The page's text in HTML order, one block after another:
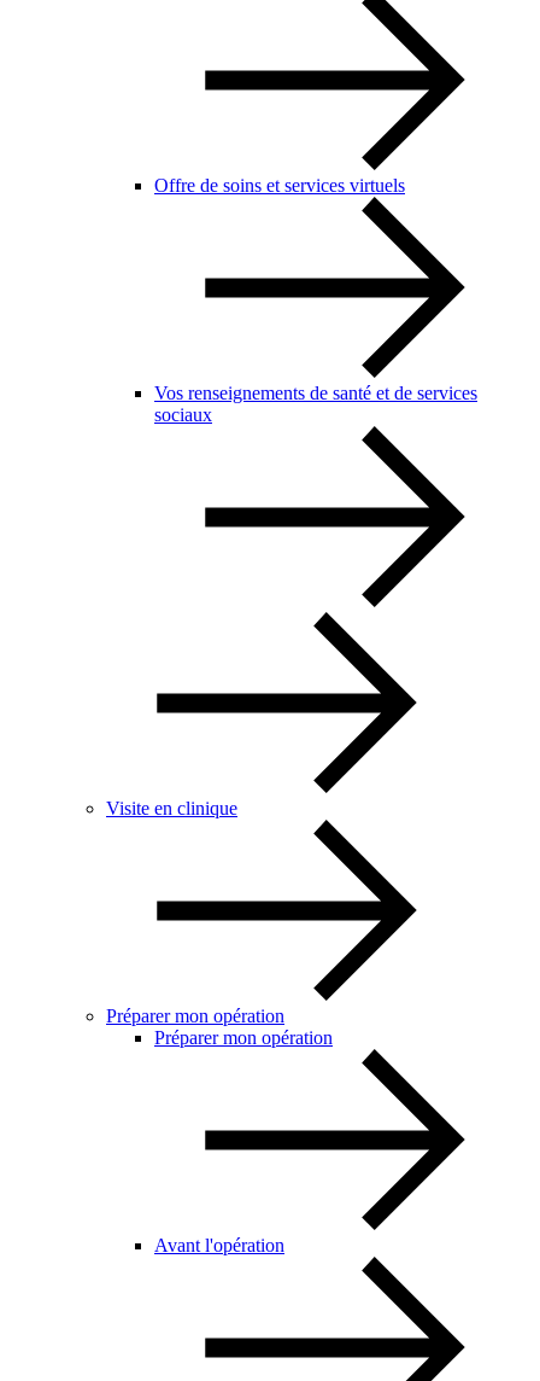
Offre de soins et services virtuels
Vos renseignements de santé et de services
sociaux
Visite en clinique
Préparer mon opération
Préparer mon opération
Avant l'opération